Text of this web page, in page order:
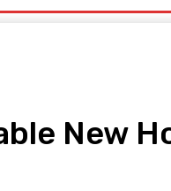
New